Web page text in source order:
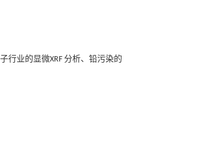
行业的显微XRF 分析、铅污染的